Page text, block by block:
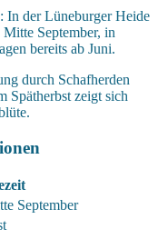
In der Lüneburger Heide
September, in
bereits ab Juni.
durch Schafherden
Spätherbst zeigt sich
September